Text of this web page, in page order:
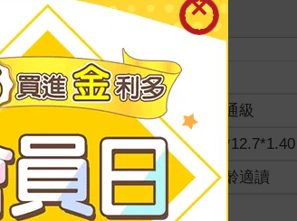
裝訂
分級
普通級
商品規格
18*12.7*1.40
適讀年齡
全齡適讀
級別